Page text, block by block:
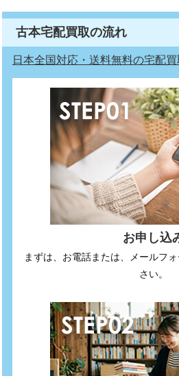
古本宅配買取の流れ
日本全国対応・送料無料の宅配
お申し込
まずは、お電話または、メールフ
さい。